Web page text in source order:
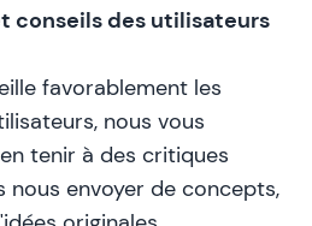
conseils des utilisateurs
favorablement les
nous vous
tenir à des critiques
nous envoyer de concepts,